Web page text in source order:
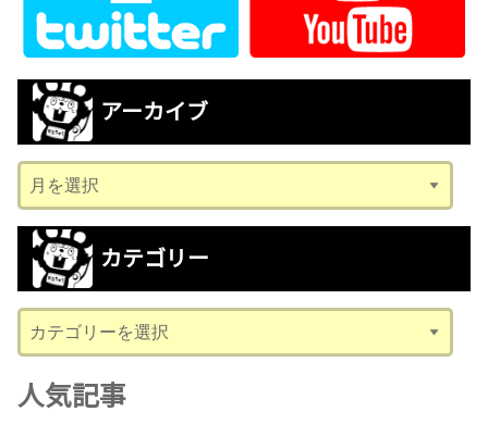
アーカイブ
ー
カ
ブ
カテゴリー
テ
ゴ
リ
人気記事